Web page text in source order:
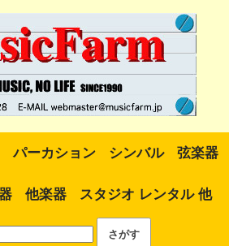
パーカション シンバル 弦楽器
他楽器 スタジオ レンタル 他